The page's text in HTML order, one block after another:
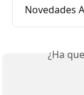
Novedades
¿Ha